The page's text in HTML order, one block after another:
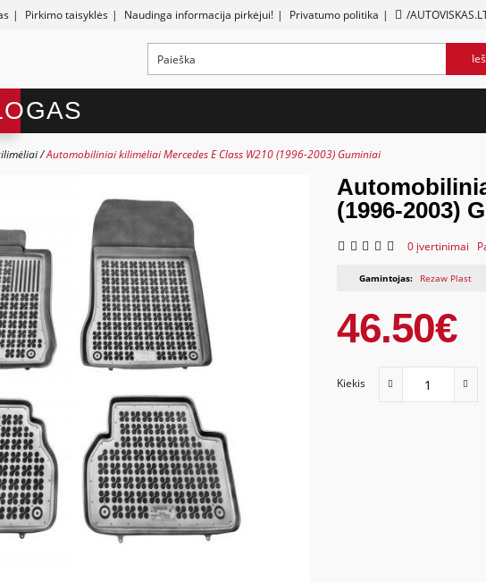
| Pirkimo taisyklės | Naudinga informacija pirkėjui! | Privatumo politika | /
Automobiliniai kilimėliai Mercedes E Class W210 (1996-2003) Guminiai
(1996-2003)
0 įvertinimai
Gamintojas: Rezaw Plast
46.50€
Kiekis